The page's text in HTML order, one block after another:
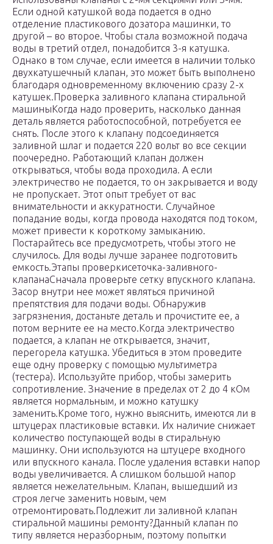
Если одной катушкой вода подается в одно
отделение пластикового дозатора машинки, то
другой – во второе. Чтобы стала возможной подача
воды в третий отдел, понадобится 3-я катушка.
Однако в том случае, если имеется в наличии только
двухкатушечный клапан, это может быть выполнено
благодаря одновременному включению сразу 2-х
катушек.Проверка заливного клапана стиральной
машиныКогда надо проверить, насколько данная
деталь является работоспособной, потребуется ее
снять. После этого к клапану подсоединяется
заливной шлаг и подается 220 вольт во все секции
поочередно. Работающий клапан должен
открываться, чтобы вода проходила. А если
электричество не подается, то он закрывается и воду
не пропускает. Этот опыт требует от вас
внимательности и аккуратности. Случайное
попадание воды, когда провода находятся под током,
может привести к короткому замыканию.
Постарайтесь все предусмотреть, чтобы этого не
случилось. Для воды лучше заранее подготовить
емкость.Этапы проверкисеточка-заливного-
клапанаСначала проверьте сетку впускного клапана.
Засор внутри нее может являться причиной
препятствия для подачи воды. Обнаружив
загрязнения, достаньте деталь и прочистите ее, а
потом верните ее на место.Когда электричество
подается, а клапан не открывается, значит,
перегорела катушка. Убедиться в этом проведите
еще одну проверку с помощью мультиметра
(тестера). Используйте прибор, чтобы замерить
сопротивление. Значение в пределах от 2 до 4 кОм
является нормальным, и можно катушку
заменить.Кроме того, нужно выяснить, имеются ли в
штуцерах пластиковые вставки. Их наличие снижает
количество поступающей воды в стиральную
машинку. Они используются на штуцере входного
или впускного канала. После удаления вставки напор
воды увеличивается. А слишком большой напор
является нежелательным. Клапан, вышедший из
строя легче заменить новым, чем
отремонтировать.Подлежит ли заливной клапан
стиральной машины ремонту?Данный клапан по
типу является неразборным, поэтому попытки